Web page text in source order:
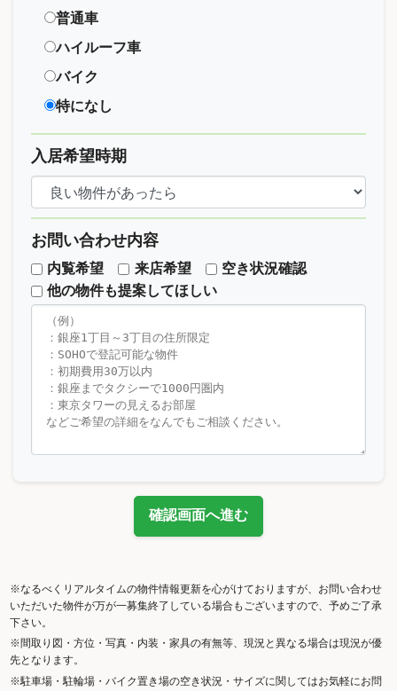
普通車
ハイルーフ車
バイク
特になし
入居希望時期
お問い合わせ内容
内覧希望 来店希望
空き状況確認
他の物件も提案してほしい
確認画面へ進む
※なるべくリアルタイムの物件情報更新を心がけておりますが、お問い合わせ
いただいた物件が万が一募集終了している場合もございますので、予めご了承
下さい。
※間取り図・方位・写真・内装・家具の有無等、現況と異なる場合は現況が優
先となります。
※駐車場・駐輪場・バイク置き場の空き状況・サイズに関してはお気軽にお問